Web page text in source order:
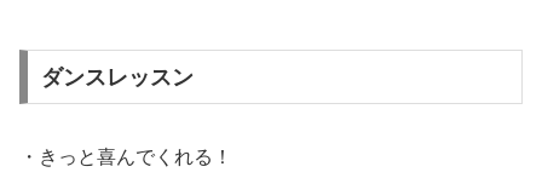
ダンスレッスン
・きっと喜んでくれる！